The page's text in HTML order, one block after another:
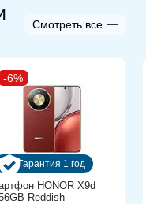
HS09 подходит
легко
их
Смотреть все
-6%
Гарантия 1 год
HONOR X9d
Reddish